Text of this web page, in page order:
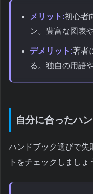
メリット:初心者
ン。豊富な図表
デメリット:著者
る。独自の用語
自分に合ったハ
ハンドブック選びで失
トをチェックしましょ